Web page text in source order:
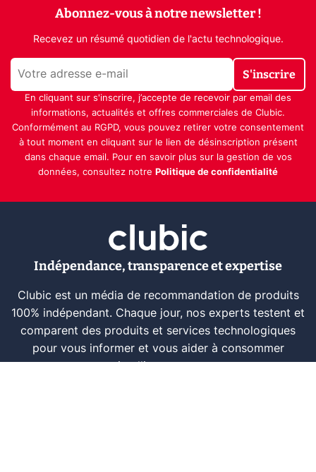
Abonnez-vous à notre newsletter !
Recevez un résumé quotidien de l'actu technologique.
S'inscrire
En cliquant sur s'inscrire, j’accepte de recevoir par email des
informations, actualités et offres commerciales de Clubic.
Conformément au RGPD, vous pouvez retirer votre consentement
à tout moment en cliquant sur le lien de désinscription présent
dans chaque email. Pour en savoir plus sur la gestion de vos
données, consultez notre Politique de confidentialité
Indépendance, transparence et expertise
Clubic est un média de recommandation de produits
100% indépendant. Chaque jour, nos experts testent et
comparent des produits et services technologiques
pour vous informer et vous aider à consommer